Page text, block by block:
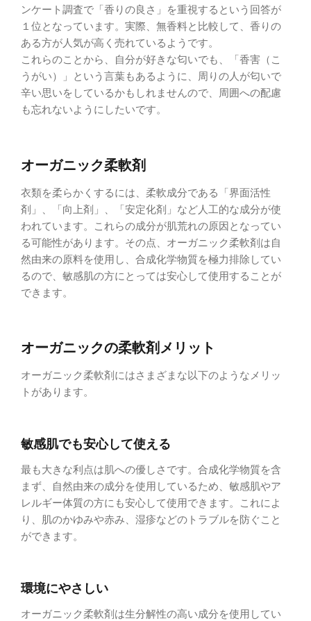
ンケート調査で「香りの良さ」を重視するという回答が
１位となっています。実際、無香料と比較して、香りの
ある方が人気が高く売れているようです。
これらのことから、自分が好きな匂いでも、「香害（こ
うがい）」という言葉もあるように、周りの人が匂いで
辛い思いをしているかもしれませんので、周囲への配慮
も忘れないようにしたいです。
オーガニック柔軟剤
衣類を柔らかくするには、柔軟成分である「界面活性
剤」、「向上剤」、「安定化剤」など人工的な成分が使
われています。これらの成分が肌荒れの原因となってい
る可能性があります。その点、オーガニック柔軟剤は自
然由来の原料を使用し、合成化学物質を極力排除してい
るので、敏感肌の方にとっては安心して使用することが
できます。
オーガニックの柔軟剤メリット
オーガニック柔軟剤にはさまざまな以下のようなメリッ
トがあります。
敏感肌でも安心して使える
最も大きな利点は肌への優しさです。合成化学物質を含
まず、自然由来の成分を使用しているため、敏感肌やア
レルギー体質の方にも安心して使用できます。これによ
り、肌のかゆみや赤み、湿疹などのトラブルを防ぐこと
ができます。
環境にやさしい
オーガニック柔軟剤は生分解性の高い成分を使用してい